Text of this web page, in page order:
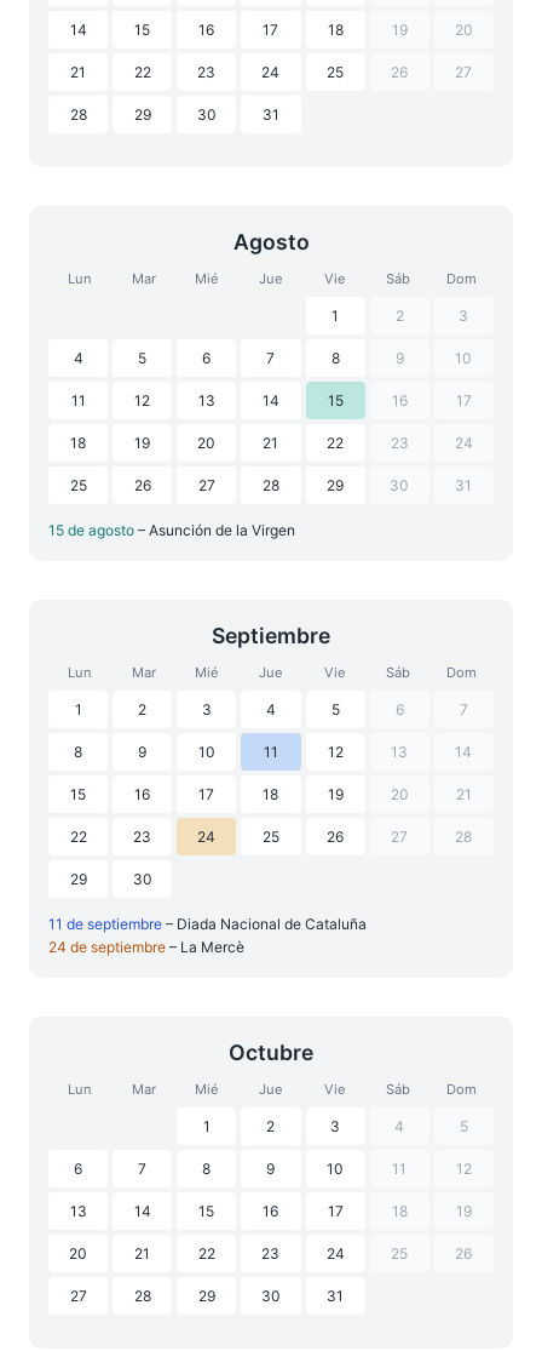
14 15 16 17 18 19 20
21 22 23 24 25 26 27
28 29 30 31
Agosto
Lun Mar Mié Jue Vie Sáb Dom
1 2 3
4 5 6 7 8 9 10
11 12 13 14 15 16 17
18 19 20 21 22 23 24
25 26 27 28 29 30 31
15 de agosto – Asunción de la Virgen
Septiembre
Lun Mar Mié Jue Vie Sáb Dom
1 2 3 4 5 6 7
8 9 10 11 12 13 14
15 16 17 18 19 20 21
22 23 24 25 26 27 28
29 30
11 de septiembre – Diada Nacional de Cataluña
24 de septiembre – La Mercè
Octubre
Lun Mar Mié Jue Vie Sáb Dom
1 2 3 4 5
6 7 8 9 10 11 12
13 14 15 16 17 18 19
20 21 22 23 24 25 26
27 28 29 30 31